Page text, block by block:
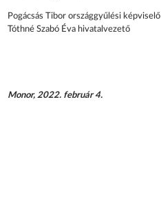
Pogácsás Tibor országgyűlési képviselő
Tóthné Szabó Éva hivatalvezető
Monor, 2022. február 4.